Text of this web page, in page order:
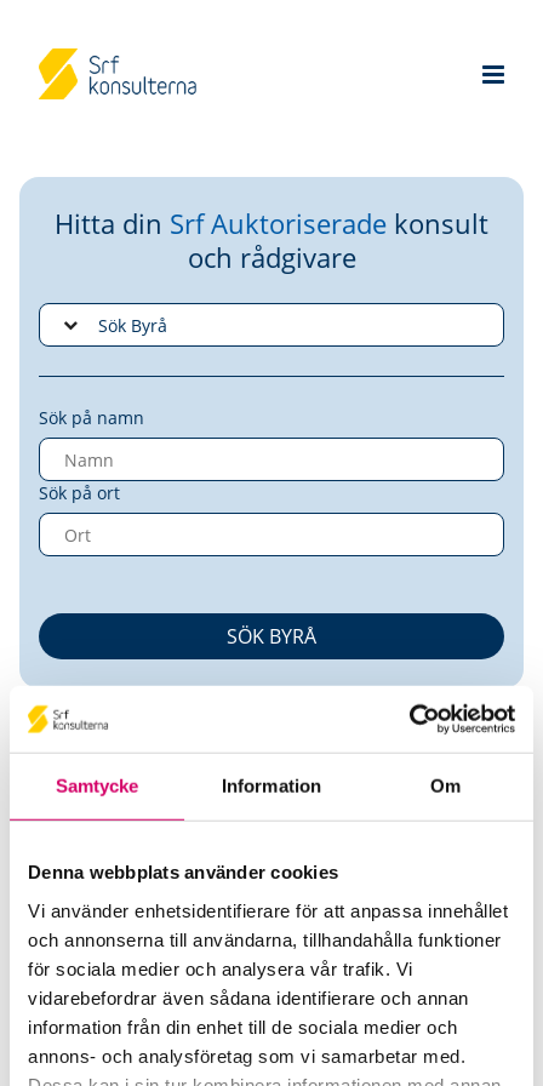
Samtycke Information Om
Denna webbplats använder cookies
Vi använder enhetsidentifierare för att anpassa innehållet
och annonserna till användarna, tillhandahålla funktioner
för sociala medier och analysera vår trafik. Vi
vidarebefordrar även sådana identifierare och annan
information från din enhet till de sociala medier och
annons- och analysföretag som vi samarbetar med.
Hitta din Srf Auktoriserade konsult
och rådgivare
Sök på namn
Sök på ort
Camilla Johansson
Auktoriserad Redovisningskonsult
Camilla J Redovisning AB
Eslöv
Telefon